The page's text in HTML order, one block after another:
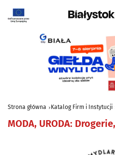
Strona główna Katalog Firm i Instytucji
MODA, URODA: